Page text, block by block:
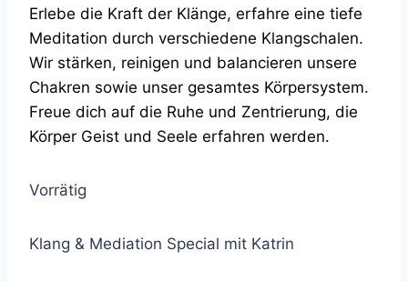
Erlebe die Kraft der Klänge, erfahre eine tiefe
Meditation durch verschiedene Klangschalen.
Wir stärken, reinigen und balancieren unsere
Chakren sowie unser gesamtes Körpersystem.
Freue dich auf die Ruhe und Zentrierung, die
Körper Geist und Seele erfahren werden.
Vorrätig
Klang & Mediation Special mit Katrin